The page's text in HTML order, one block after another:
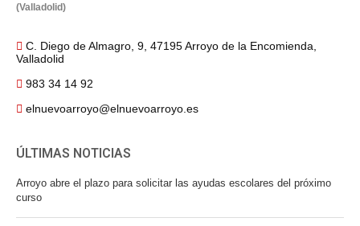
(Valladolid)
C. Diego de Almagro, 9, 47195 Arroyo de la Encomienda,
Valladolid
983 34 14 92
elnuevoarroyo@elnuevoarroyo.es
ÚLTIMAS NOTICIAS
Arroyo abre el plazo para solicitar las ayudas escolares del próximo
curso